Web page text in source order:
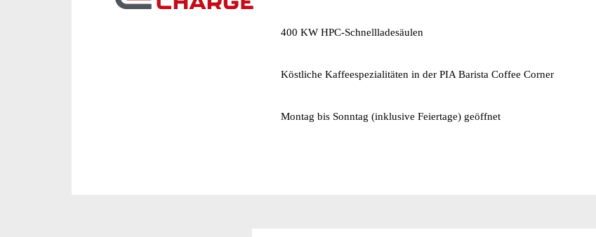
400 KW HPC-Schnellladesäulen
Köstliche Kaffeespezialitäten in der PIA Barista Coffee Corner
Montag bis Sonntag (inklusive Feiertage) geöffnet